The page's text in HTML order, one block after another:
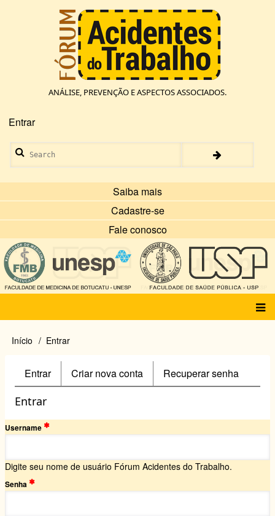
ANÁLISE, PREVENÇÃO E ASPECTOS ASSOCIADOS.
Menu
de
conta
de
usuário
Entrar
Search
Saiba mais
Cadastre-se
Fale conosco
menu
Trilha
navegação
Início Entrar
Primary
tabs
Entrar(aba
ativa)
Criar nova conta Recuperar senha
Entrar
Username
Digite seu nome de usuário Fórum Acidentes do Trabalho.
Senha